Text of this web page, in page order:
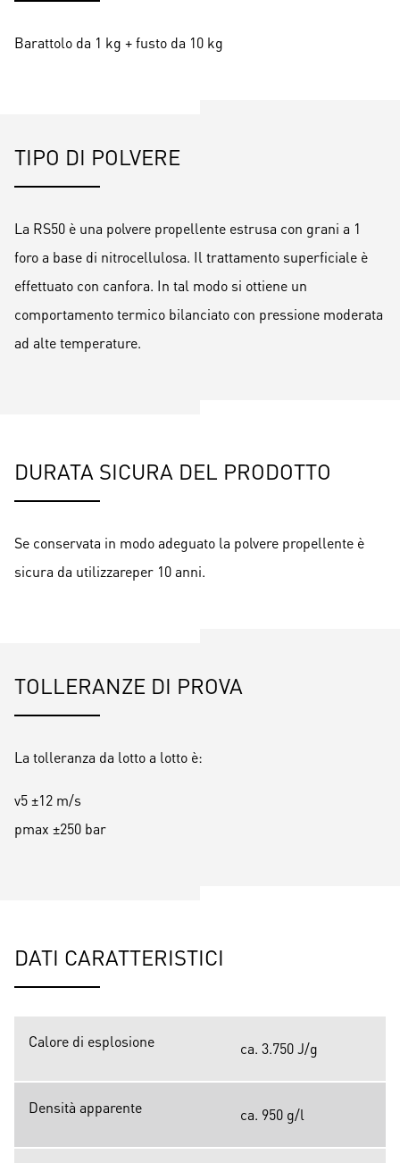
Barattolo da 1 kg + fusto da 10 kg
TIPO DI POLVERE
La RS50 è una polvere propellente estrusa con grani a 1
foro a base di nitrocellulosa. Il trattamento superficiale è
effettuato con canfora. In tal modo si ottiene un
comportamento termico bilanciato con pressione moderata
ad alte temperature.
DURATA SICURA DEL PRODOTTO
Se conservata in modo adeguato la polvere propellente è
sicura da utilizzareper 10 anni.
TOLLERANZE DI PROVA
La tolleranza da lotto a lotto è:
v5 ±12 m/s
pmax ±250 bar
DATI CARATTERISTICI
Calore di esplosione ca. 3.750 J/g
Densità apparente ca. 950 g/l